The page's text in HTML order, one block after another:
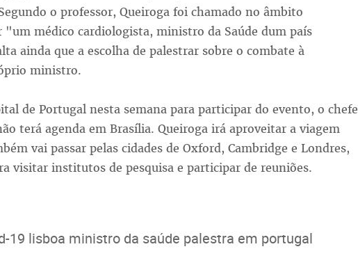
o professor, Queiroga foi chamado no âmbito
"um médico cardiologista, ministro da Saúde dum país
ainda que a escolha de palestrar sobre o combate à
ministro.
de Portugal nesta semana para participar do evento, o chefe
terá agenda em Brasília. Queiroga irá aproveitar a viagem
vai passar pelas cidades de Oxford, Cambridge e Londres,
visitar institutos de pesquisa e participar de reuniões.
19 lisboa ministro da saúde palestra em portugal